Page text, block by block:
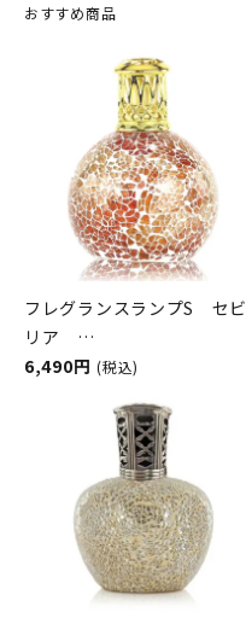
おすすめ商品
フレグランスランプS セビ
リア
ASHLEIGH&BURWOOD（ア
6,490円 (税込)